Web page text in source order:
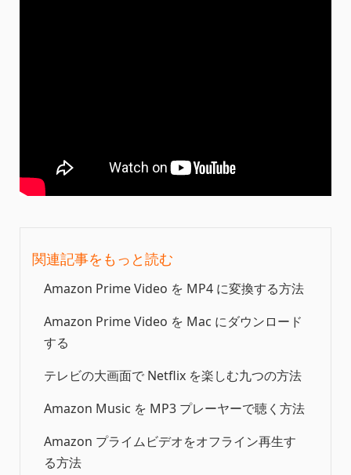
関連記事をもっと読む
Amazon Prime Video を MP4 に変換する方法
Amazon Prime Video を Mac にダウンロード
する
テレビの大画面で Netflix を楽しむ九つの方法
Amazon Music を MP3 プレーヤーで聴く方法
Amazon プライムビデオをオフライン再生す
る方法